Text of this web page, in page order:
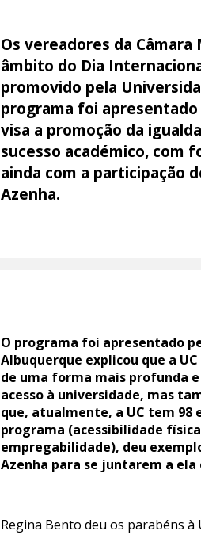
Os vereadores da
âmbito do Dia
promovido pela
programa foi
visa a promoção da
sucesso académico, com
ainda com a participação
Azenha.
O programa foi apresentado
Albuquerque explicou que a
de uma forma mais profunda
acesso à universidade, mas
que, atualmente, a UC tem 98
programa (acessibilidade
empregabilidade), deu
Azenha para se juntarem a
Regina Bento deu os parabéns à